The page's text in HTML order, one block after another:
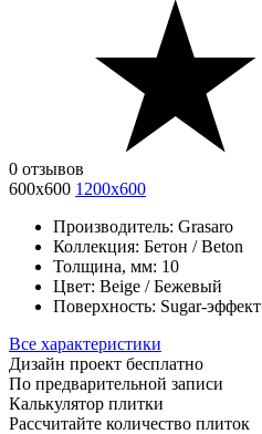
0 отзывов
600х600 1200x600
Производитель: Grasaro
Коллекция: Бетон / Beton
Толщина, мм: 10
Цвет: Beige / Бежевый
Поверхность: Sugar-эффект
Все характеристики
Дизайн проект бесплатно
По предварительной записи
Калькулятор плитки
Рассчитайте количество плиток